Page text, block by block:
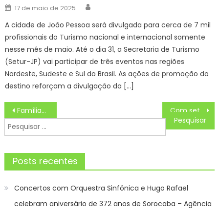
Posted
on
17 de maio de 2025
A cidade de João Pessoa será divulgada para cerca de 7 mil
profissionais do Turismo nacional e internacional somente
nesse mês de maio. Até o dia 31, a Secretaria de Turismo
(Setur-JP) vai participar de três eventos nas regiões
Nordeste, Sudeste e Sul do Brasil. As ações de promoção do
destino reforçam a divulgação da […]
Navegação
de
Post
Famílias das Moreninhas comemoram Natal no Parque Jacques da Luz – CGNotícias
Pesquisar
por:
Posts recentes
Concertos com Orquestra Sinfônica e Hugo Rafael
celebram aniversário de 372 anos de Sorocaba – Agência